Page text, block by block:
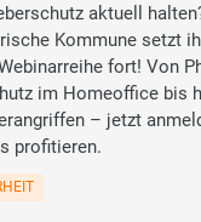
aktuell
Kommune setzt
fort! Von
im Homeoffice bis
– jetzt
profitieren.